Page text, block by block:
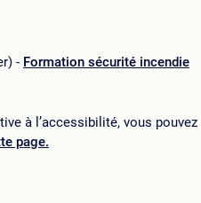
- Formation sécurité incendie
à l’accessibilité, vous pouvez
page.